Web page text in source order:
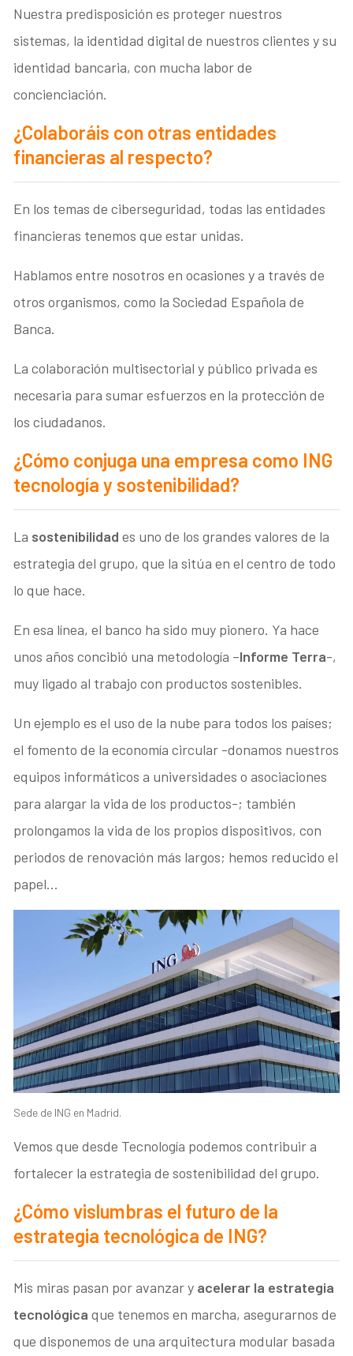
Nuestra predisposición es proteger nuestros
sistemas, la identidad digital de nuestros clientes y su
identidad bancaria, con mucha labor de
concienciación.
¿Colaboráis con otras entidades
financieras al respecto?
En los temas de ciberseguridad, todas las entidades
financieras tenemos que estar unidas.
Hablamos entre nosotros en ocasiones y a través de
otros organismos, como la Sociedad Española de
Banca.
La colaboración multisectorial y público privada es
necesaria para sumar esfuerzos en la protección de
los ciudadanos.
¿Cómo conjuga una empresa como ING
tecnología y sostenibilidad?
La sostenibilidades uno de los grandes valores de la
estrategia del grupo, que la sitúa en el centro de todo
lo que hace.
En esa línea, el banco ha sido muy pionero. Ya hace
unos años concibió una metodología –Informe Terra-,
muy ligado al trabajo con productos sostenibles.
Un ejemplo es el uso de la nube para todos los países;
el fomento de la economía circular -donamos nuestros
equipos informáticos a universidades o asociaciones
para alargar la vida de los productos-; también
prolongamos la vida de los propios dispositivos, con
periodos de renovación más largos; hemos reducido el
papel…
Sede de ING en Madrid.
Vemos que desde Tecnología podemos contribuir a
fortalecer la estrategia de sostenibilidad del grupo.
¿Cómo vislumbras el futuro de la
estrategia tecnológica de ING?
Mis miras pasan por avanzar y acelerar la estrategia
tecnológica que tenemos en marcha, asegurarnos de
que disponemos de una arquitectura modular basada